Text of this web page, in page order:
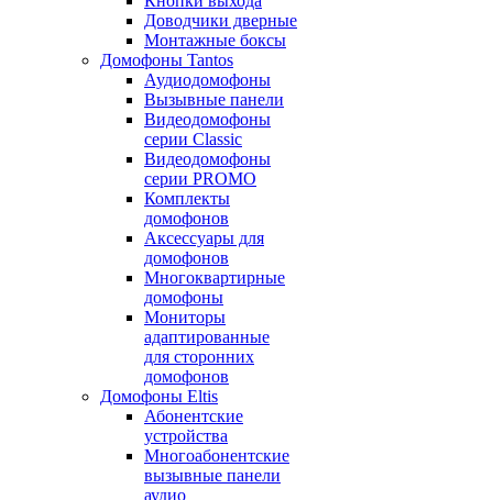
Доводчики дверные
Монтажные боксы
Домофоны Tantos
Аудиодомофоны
Вызывные панели
Видеодомофоны
серии Classic
Видеодомофоны
серии PROMO
Комплекты
домофонов
Аксессуары для
домофонов
Многоквартирные
домофоны
Мониторы
адаптированные
для сторонних
домофонов
Домофоны Eltis
Абонентские
устройства
Многоабонентские
вызывные панели
аудио